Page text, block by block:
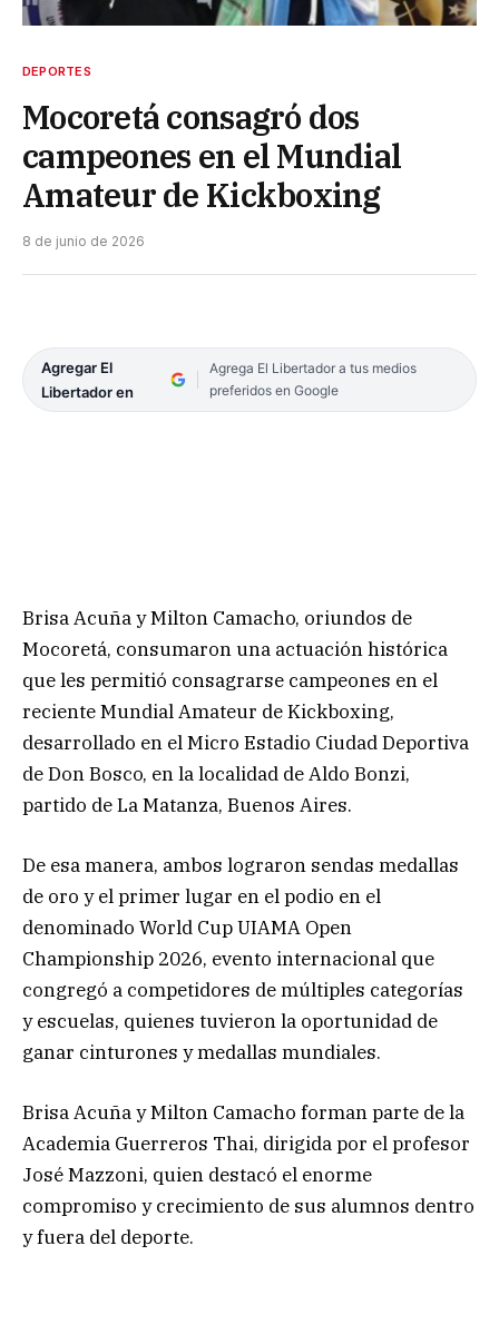
DEPORTES
Mocoretá consagró dos
campeones en el Mundial
Amateur de Kickboxing
8 de junio de 2026
Agregar El
Libertador en
Agrega El Libertador a tus medios
preferidos en Google
Brisa Acuña y Milton Camacho, oriundos de
Mocoretá, consumaron una actuación histórica
que les permitió consagrarse campeones en el
reciente Mundial Amateur de Kickboxing,
desarrollado en el Micro Estadio Ciudad Deportiva
de Don Bosco, en la localidad de Aldo Bonzi,
partido de La Matanza, Buenos Aires.
De esa manera, ambos lograron sendas medallas
de oro y el primer lugar en el podio en el
denominado World Cup UIAMA Open
Championship 2026, evento internacional que
congregó a competidores de múltiples categorías
y escuelas, quienes tuvieron la oportunidad de
ganar cinturones y medallas mundiales.
Brisa Acuña y Milton Camacho forman parte de la
Academia Guerreros Thai, dirigida por el profesor
José Mazzoni, quien destacó el enorme
compromiso y crecimiento de sus alumnos dentro
y fuera del deporte.